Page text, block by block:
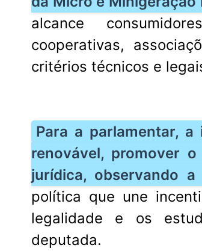
alcance
cooperativas,
critérios técnicos e
Para a parlamentar,
renovável, promover
jurídica, observando a
política que une
legalidade e os
deputada.